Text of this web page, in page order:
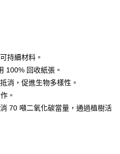
持續材料。
100% 回收紙張。
消，促進生物多樣性。
。
70 噸二氧化碳當量，通過植樹活